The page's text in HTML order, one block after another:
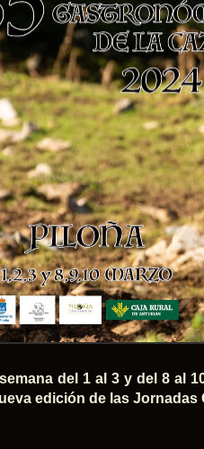
del 1 al 3 y del 8 al
edición de las Jornadas